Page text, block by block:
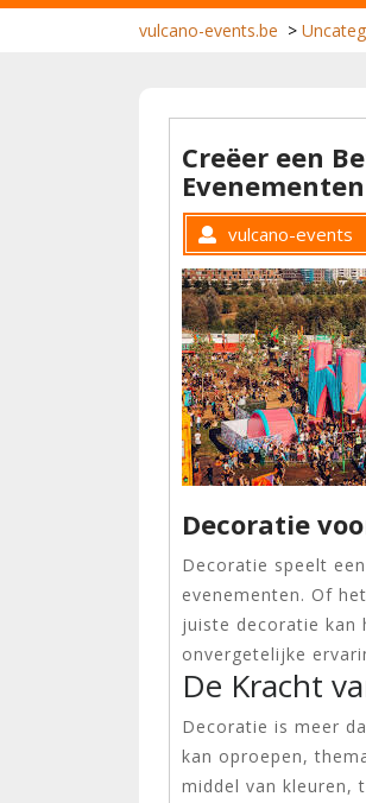
vulcano-events.be >
Creëer een
Evenementen
vulcano-events
Decoratie
Decoratie speelt
evenementen. Of
juiste decoratie kan
onvergetelijke
De Kracht
Decoratie is meer
kan oproepen,
middel van kleuren,